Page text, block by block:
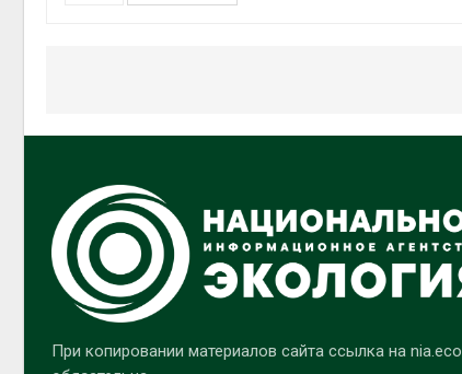
При копировании материалов сайта ссылка на nia.eco